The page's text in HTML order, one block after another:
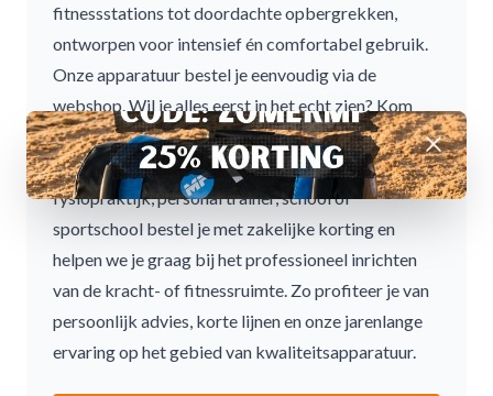
fitnessstations tot doordachte opbergrekken,
ontworpen voor intensief én comfortabel gebruik.
Onze apparatuur bestel je eenvoudig via de
webshop. Wil je alles eerst in het echt zien? Kom
dan gerust langs in onze showroom in Doesburg.
Voor bedrijven bieden wij extra voordeel. Als
fysiopraktijk, personal trainer, school of
sportschool bestel je met zakelijke korting en
helpen we je graag bij het professioneel inrichten
van de kracht- of fitnessruimte. Zo profiteer je van
persoonlijk advies, korte lijnen en onze jarenlange
ervaring op het gebied van kwaliteitsapparatuur.
Afwijzen